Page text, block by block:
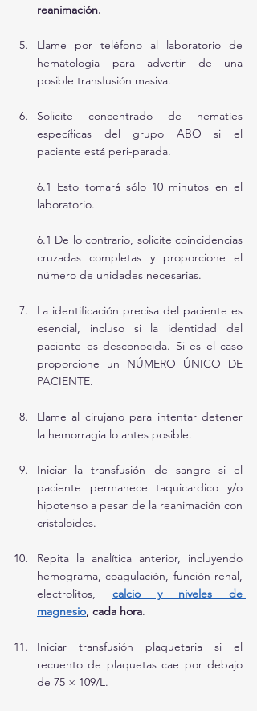
reanimación.
Llame por teléfono al laboratorio de
hematología para advertir de una
posible transfusión masiva.
Solicite concentrado de hematíes
específicas del grupo ABO si el
paciente está peri-parada.
6.1 Esto tomará sólo 10 minutos en el
laboratorio.
6.1 De lo contrario, solicite coincidencias
cruzadas completas y proporcione el
número de unidades necesarias.
La identificación precisa del paciente es
esencial, incluso si la identidad del
paciente es desconocida. Si es el caso
proporcione un NÚMERO ÚNICO DE
PACIENTE.
Llame al cirujano para intentar detener
la hemorragia lo antes posible.
Iniciar la transfusión de sangre si el
paciente permanece taquicardico y/o
hipotenso a pesar de la reanimación con
cristaloides.
Repita la analítica anterior, incluyendo
hemograma, coagulación, función renal,
electrolitos, calcio y niveles de
magnesio, cada hora.
Iniciar transfusión plaquetaria si el
recuento de plaquetas cae por debajo
de 75 × 109/L.